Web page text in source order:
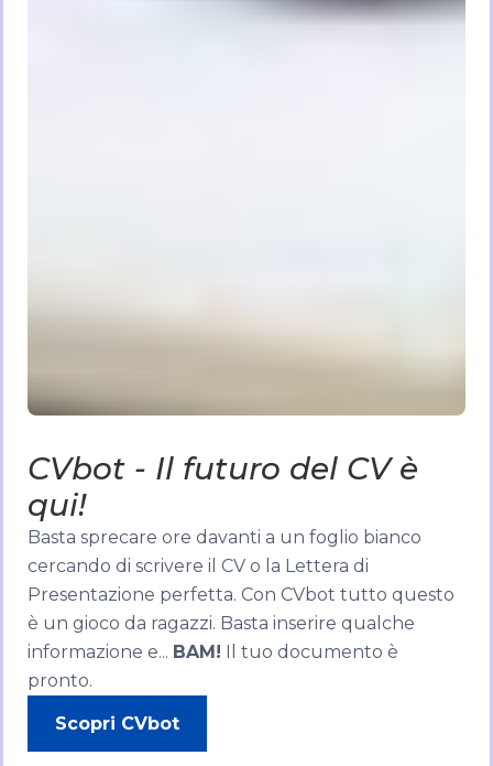
CVbot - Il futuro del CV è
qui!
Basta sprecare ore davanti a un foglio bianco
cercando di scrivere il CV o la Lettera di
Presentazione perfetta. Con CVbot tutto questo
è un gioco da ragazzi. Basta inserire qualche
informazione e... BAM! Il tuo documento è
pronto.
Scopri CVbot